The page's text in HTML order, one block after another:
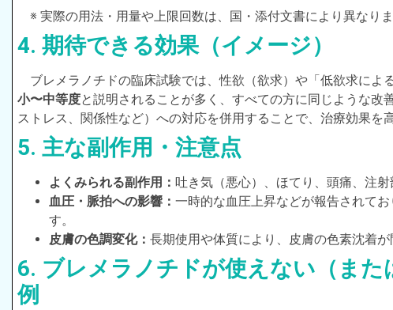
※ 実際の用法・用量や上限回数は、国・添付文書により異なり
4. 期待できる効果（イメージ）
ブレメラノチドの臨床試験では、性欲（欲求）や「低欲求に
小〜中等度と説明されることが多く、すべての方に同じような改
ストレス、関係性など）への対応を併用することで、治療効果を
5. 主な副作用・注意点
よくみられる副作用： 吐き気（悪心）、ほてり、頭痛、注
血圧・脈拍への影響： 一時的な血圧上昇などが報告されて
す。
皮膚の色調変化： 長期使用や体質により、皮膚の色素沈着
6. ブレメラノチドが使えない（ま
例